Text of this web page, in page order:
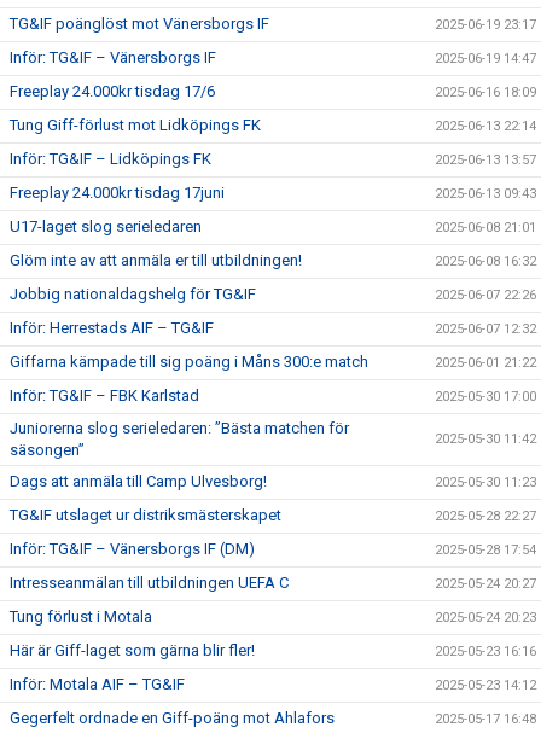
TG&IF poänglöst mot Vänersborgs IF 2025-06-19 23:17
Inför: TG&IF – Vänersborgs IF 2025-06-19 14:47
Freeplay 24.000kr tisdag 17/6 2025-06-16 18:09
Tung Giff-förlust mot Lidköpings FK 2025-06-13 22:14
Inför: TG&IF – Lidköpings FK 2025-06-13 13:57
Freeplay 24.000kr tisdag 17juni 2025-06-13 09:43
U17-laget slog serieledaren 2025-06-08 21:01
Glöm inte av att anmäla er till utbildningen! 2025-06-08 16:32
Jobbig nationaldagshelg för TG&IF 2025-06-07 22:26
Inför: Herrestads AIF – TG&IF 2025-06-07 12:32
Giffarna kämpade till sig poäng i Måns 300:e match 2025-06-01 21:22
Inför: TG&IF – FBK Karlstad 2025-05-30 17:00
Juniorerna slog serieledaren: ”Bästa matchen för
säsongen”
2025-05-30 11:42
Dags att anmäla till Camp Ulvesborg! 2025-05-30 11:23
TG&IF utslaget ur distriksmästerskapet 2025-05-28 22:27
Inför: TG&IF – Vänersborgs IF (DM) 2025-05-28 17:54
Intresseanmälan till utbildningen UEFA C 2025-05-24 20:27
Tung förlust i Motala 2025-05-24 20:23
Här är Giff-laget som gärna blir fler! 2025-05-23 16:16
Inför: Motala AIF – TG&IF 2025-05-23 14:12
Gegerfelt ordnade en Giff-poäng mot Ahlafors 2025-05-17 16:48